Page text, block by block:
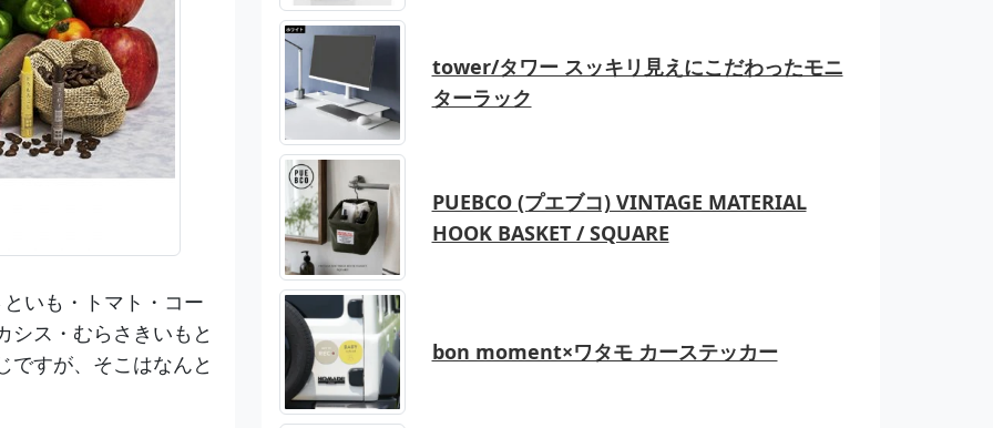
いも・トマト・コー
シス・むらさきいもと
ですが、そこはなんと
tower/タワー スッキリ見えにこだわったモニ
ターラック
PUEBCO (プエブコ) VINTAGE MATERIAL
HOOK BASKET / SQUARE
bon moment×ワタモ カーステッカー